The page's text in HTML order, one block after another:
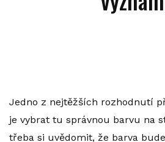
Jedno z nejtěžších rozhodnutí
je vybrat tu správnou barvu na
třeba si uvědomit, že barva